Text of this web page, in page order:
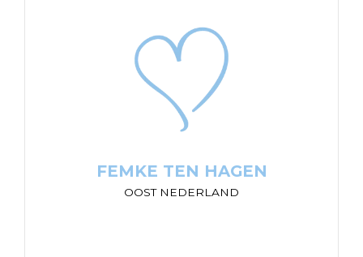
FEMKE TEN HAGEN
OOST NEDERLAND
FEMKE TEN HAGEN
OOST NEDERLAND
“Belangenbehartiger en vertrouwenspersoon
tijdens de scheiding van je ouders. Dat is de